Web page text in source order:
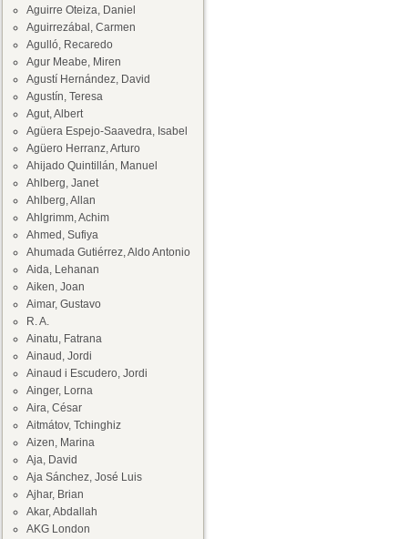
Aguirre Oteiza, Daniel
Aguirrezábal, Carmen
Agulló, Recaredo
Agur Meabe, Miren
Agustí Hernández, David
Agustín, Teresa
Agut, Albert
Agüera Espejo-Saavedra, Isabel
Agüero Herranz, Arturo
Ahijado Quintillán, Manuel
Ahlberg, Janet
Ahlberg, Allan
Ahlgrimm, Achim
Ahmed, Sufiya
Ahumada Gutiérrez, Aldo Antonio
Aida, Lehanan
Aiken, Joan
Aimar, Gustavo
R. A.
Ainatu, Fatrana
Ainaud, Jordi
Ainaud i Escudero, Jordi
Ainger, Lorna
Aira, César
Aitmátov, Tchinghiz
Aizen, Marina
Aja, David
Aja Sánchez, José Luis
Ajhar, Brian
Akar, Abdallah
AKG London